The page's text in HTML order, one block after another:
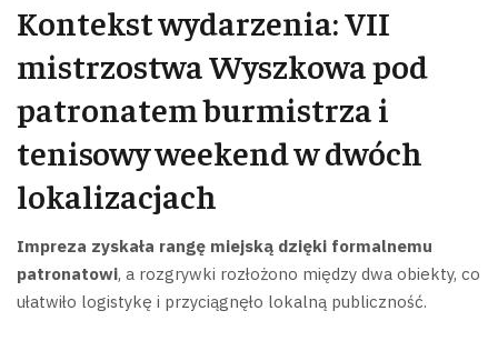
Kontekst wydarzenia: VII
mistrzostwa Wyszkowa pod
patronatem burmistrza i
tenisowy weekend w dwóch
lokalizacjach
Impreza zyskała rangę miejską dzięki formalnemu
patronatowi, a rozgrywki rozłożono między dwa obiekty, co
ułatwiło logistykę i przyciągnęło lokalną publiczność.